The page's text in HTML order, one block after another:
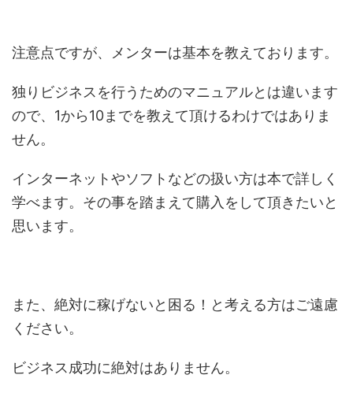
注意点ですが、メンターは基本を教えております。
独りビジネスを行うためのマニュアルとは違います
ので、1から10までを教えて頂けるわけではありま
せん。
インターネットやソフトなどの扱い方は本で詳しく
学べます。その事を踏まえて購入をして頂きたいと
思います。
また、絶対に稼げないと困る！と考える方はご遠慮
ください。
ビジネス成功に絶対はありません。